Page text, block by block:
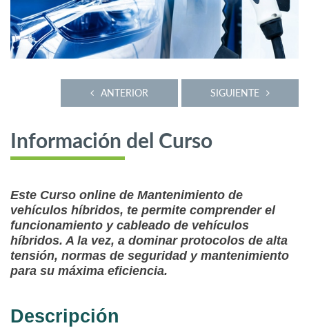
SIGUIENTE
ANTERIOR
Información del Curso
Este Curso online de Mantenimiento de
vehículos híbridos, te permite comprender el
funcionamiento y cableado de vehículos
híbridos. A la vez, a dominar protocolos de alta
tensión, normas de seguridad y mantenimiento
para su máxima eficiencia.
Descripción